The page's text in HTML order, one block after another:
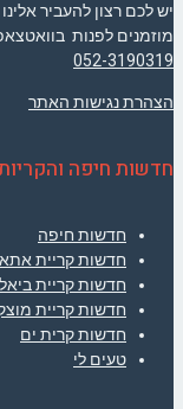
יש לכם רצון להעביר
מוזמנים לפנות
052-3190319
הצהרת נגישות האתר
חדשות חיפה
חדשות חיפה
חדשות קריית אתא
חדשות קריית
חדשות קריית
חדשות קרית ים
טעים לי